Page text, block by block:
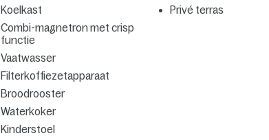
Koelkast
Combi-magnetron met crisp
functie
Vaatwasser
Filterkoffiezetapparaat
Broodrooster
Waterkoker
Kinderstoel
Privé terras